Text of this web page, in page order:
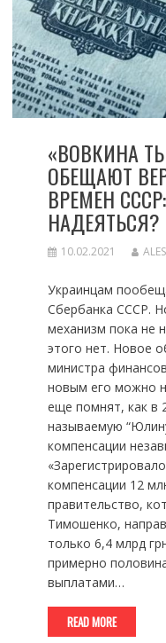
«ВОВКИНА
ОБЕЩАЮТ
ВРЕМЕН
НАДЕЯТЬСЯ?
10.02.2021
Украинцам
Сбербанка СССР.
механизм пока не
этого нет. Новое
министра
новым его можно
еще помнят, как в
называемую
компенсации
компенсации 12
правительство,
Тимошенко,
только 6,4 млрд
примерно
выплатами…
READ MORE